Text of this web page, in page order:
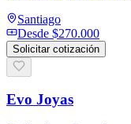
Santiago
Desde $270.000
Solicitar cotización
Evo Joyas